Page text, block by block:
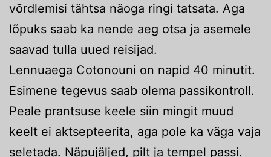
võrdlemisi tähtsa näoga ringi tatsata. Aga
lõpuks saab ka nende aeg otsa ja asemele
saavad tulla uued reisijad.
Lennuaega Cotonouni on napid 40 minutit.
Esimene tegevus saab olema passikontroll.
Peale prantsuse keele siin mingit muud
keelt ei aktsepteerita, aga pole ka väga vaja
seletada. Näpujäljed, pilt ja tempel passi.